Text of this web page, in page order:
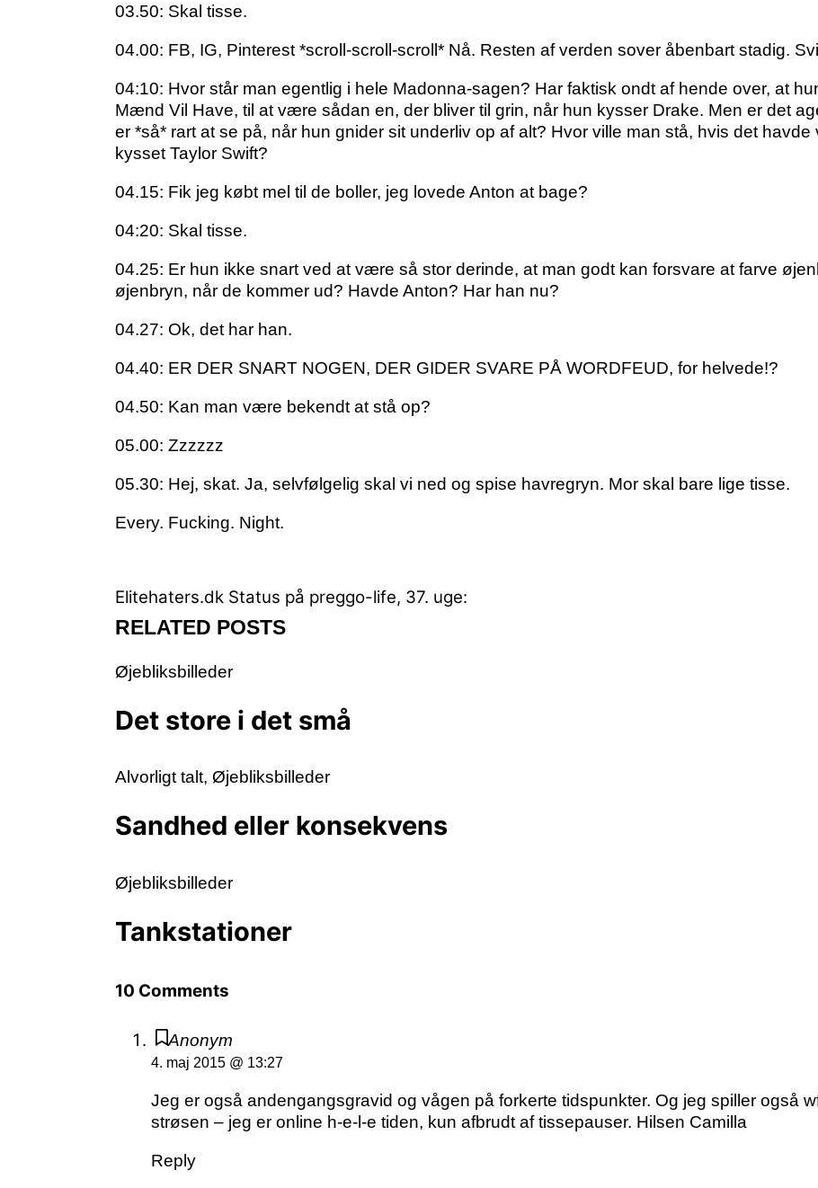
03.50: Skal tisse.
04.00: FB, IG, Pinterest *scroll-scroll-scroll* Nå. Resten af verden sover åbenbart stadig.
04:10: Hvor står man egentlig i hele Madonna-sagen? Har faktisk ondt af hende over, at
Mænd Vil Have, til at være sådan en, der bliver til grin, når hun kysser Drake. Men er det
er *så* rart at se på, når hun gnider sit underliv op af alt? Hvor ville man stå, hvis det
kysset Taylor Swift?
04.15: Fik jeg købt mel til de boller, jeg lovede Anton at bage?
04:20: Skal tisse.
04.25: Er hun ikke snart ved at være så stor derinde, at man godt kan forsvare at farve
øjenbryn, når de kommer ud? Havde Anton? Har han nu?
04.27: Ok, det har han.
04.40: ER DER SNART NOGEN, DER GIDER SVARE PÅ WORDFEUD, for helvede!?
04.50: Kan man være bekendt at stå op?
05.00: Zzzzzz
05.30: Hej, skat. Ja, selvfølgelig skal vi ned og spise havregryn. Mor skal bare lige tisse.
Every. Fucking. Night.
Elitehaters.dk Status på preggo-life, 37. uge:
RELATED POSTS
Øjebliksbilleder
Det store i det små
Alvorligt talt, Øjebliksbilleder
Sandhed eller konsekvens
Øjebliksbilleder
Tankstationer
10 Comments
Anonym
4. maj 2015 @ 13:27
Jeg er også andengangsgravid og vågen på forkerte tidspunkter. Og jeg spiller også
strøsen – jeg er online h-e-l-e tiden, kun afbrudt af tissepauser. Hilsen Camilla
Reply